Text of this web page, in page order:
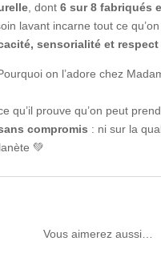
, dont 6 sur 8 fabriqués
lavant incarne tout ce
sensorialité et respect
on l’adore chez
qu’il prouve qu’on peut
compromis : ni sur la
💚
Vous aimerez aussi…